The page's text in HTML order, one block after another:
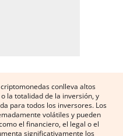
conlleva altos
la totalidad de la inversión, y
para todos los inversores. Los
volátiles y pueden
el financiero, el legal o el
significativamente los